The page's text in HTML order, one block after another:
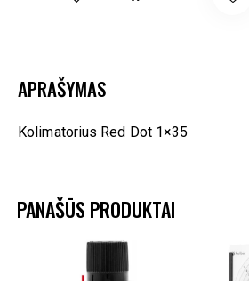
APRAŠYMAS
Kolimatorius Red Dot 1×35
PANAŠŪS PRODUKTAI